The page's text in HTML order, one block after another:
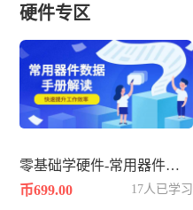
硬件专区
零基础学硬件-常用器件数据手册datasheet解读
币699.00
17人已学习